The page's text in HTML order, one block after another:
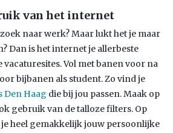
van het internet
naar werk? Maar lukt het je maar
Dan is het internet je allerbeste
Vol met banen voor na
bijbanen als student. Zo vind je
Den Haag die bij jou passen. Maak op
gebruik van de talloze filters. Op
heel gemakkelijk jouw persoonlijke